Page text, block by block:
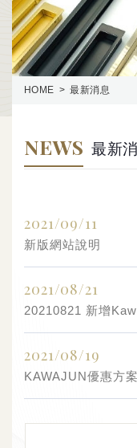
HOME 最新消息
NEWS 最新
2021/09/11
新版網站說明
2021/08/21
20210821 新增
2021/08/19
KAWAJUN優惠方案